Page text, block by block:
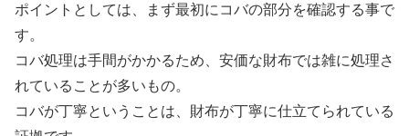
ポイントとしては、まず最初にコバの部分を確認する事で
す。
コバ処理は手間がかかるため、安価な財布では雑に処理さ
れていることが多いもの。
コバが丁寧ということは、財布が丁寧に仕立てられている